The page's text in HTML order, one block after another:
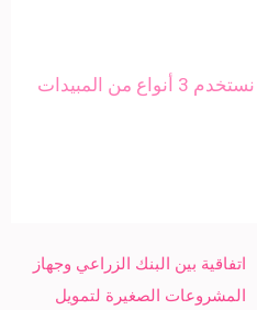
«صحة البحر الأحمر»: نستخدم 3 أنواع من المبيدات
اتفاقية بين البنك الزراعي وجهاز
المشروعات الصغيرة لتمويل